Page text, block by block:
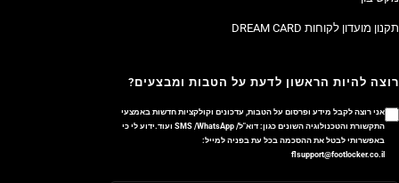
תקנון מועדון לקוחות DREAM CARD
רוצה להיות הראשון לדעת על הטבות ומבצעים?
אני רוצה לקבל מידע ופרסום על הטבות, עדכונים וקולקציות חדשות באמצעי
התקשורת והטכנולוגיה השונים כגון: דוא"ל/ SMS /WhatsApp ועוד.ידוע לי כי
באפשרותי לבטל את ההסכמה בכל עת בפניה למייל:
flsupport@footlocker.co.il